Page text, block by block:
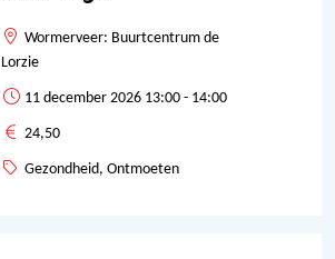
Wormerveer: Buurtcentrum de
Lorzie
11 december 2026 13:00 - 14:00
24,50
Gezondheid, Ontmoeten